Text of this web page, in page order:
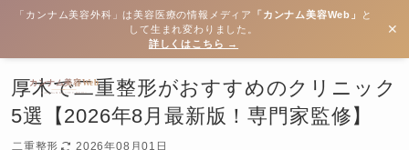
「カンナム美容外科」は美容医療の情報メディア 「カンナム美容Web」
と
して生まれ変わりました。
詳しくはこちら →
✕
厚木で二重整形がおすすめのクリニック
5選【2026年8月最新版！専門家監修】
二重整形 2026年08月01日